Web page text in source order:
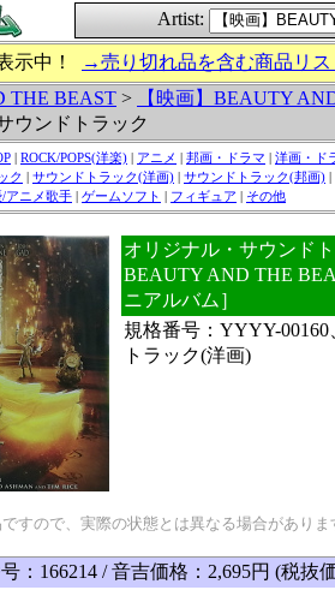
Artist:
示中！
→売り切れ品を含む商品リ
THE BEAST >
【映画】BEAUTY
ウンドトラック
| ROCK/POPS(洋楽) | アニメ | 邦画・ドラマ | 洋画・ド
ク | サウンドトラック(洋画) | サウンドトラック(邦画) |
/アニメ歌手 | ゲームソフト | フィギュア | その他
オリジナル・サウンド
BEAUTY AND THE
ニアルバム］
規格番号：YYYY-
トラック(洋画)
すので、実際の状態とは異なる場合があり
：166214 / 音吉価格：2,695円 (税抜